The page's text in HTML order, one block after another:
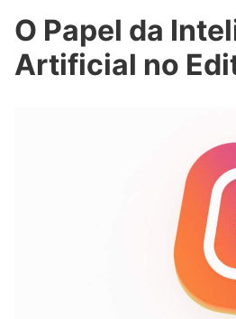
O Papel da
Artificial no